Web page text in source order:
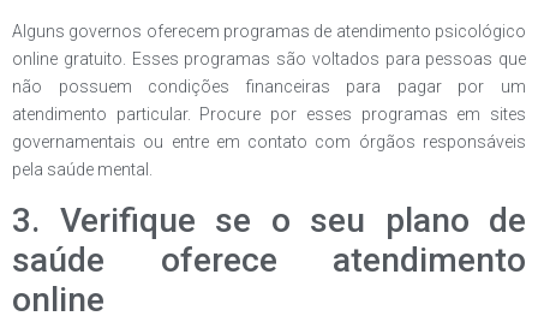
Alguns governos oferecem programas de atendimento psicológico
online gratuito. Esses programas são voltados para pessoas que
não possuem condições financeiras para pagar por um
atendimento particular. Procure por esses programas em sites
governamentais ou entre em contato com órgãos responsáveis
pela saúde mental.
3. Verifique se o seu plano de
saúde oferece atendimento
online